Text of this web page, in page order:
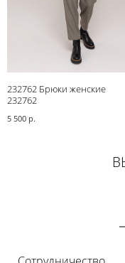
232762 Брюки женские
232762
5 500 р.